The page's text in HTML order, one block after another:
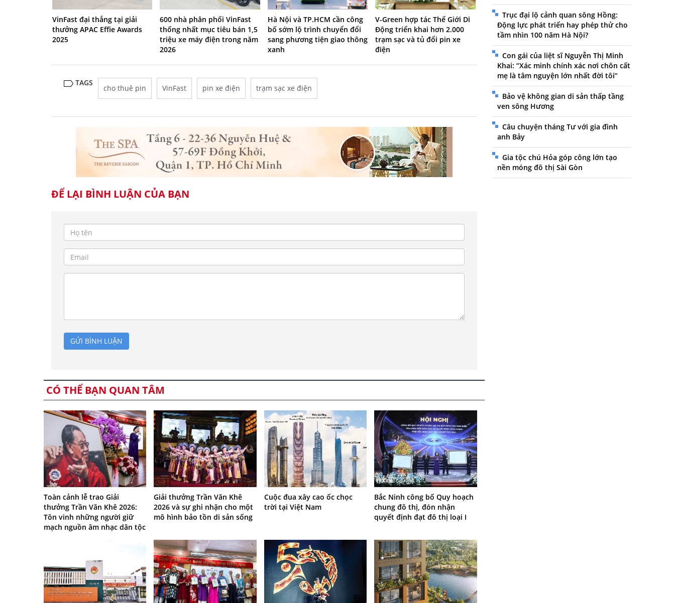
VinFast đại thắng tại giải
thưởng APAC Effie Awards
2025
600 nhà phân phối VinFast
thống nhất mục tiêu bán 1,5
triệu xe máy điện trong năm
2026
Hà Nội và TP.HCM cần công
bố sớm lộ trình chuyển đổi
sang phương tiện giao thông
xanh
V-Green hợp tác Thế Giới Di
Động triển khai hơn 2.000
trạm sạc và tủ đổi pin xe
điện
TAGS
cho thuê pin VinFast pin xe điện trạm sạc xe điện
ĐỂ LẠI BÌNH LUẬN CỦA BẠN
GỬI BÌNH LUẬN
CÓ THỂ BẠN QUAN TÂM
Toàn cảnh lễ trao Giải
thưởng Trần Văn Khê 2026:
Tôn vinh những người giữ
mạch nguồn âm nhạc dân tộc
Giải thưởng Trần Văn Khê
2026 và sự ghi nhận cho một
mô hình bảo tồn di sản sống
Cuộc đua xây cao ốc chọc
trời tại Việt Nam
Bắc Ninh công bố Quy hoạch
chung đô thị, đón nhận
quyết định đạt đô thị loại I
Trục đại lộ cảnh quan sông Hồng:
Động lực phát triển hay phép thử cho
tầm nhìn 100 năm Hà Nội?
Con gái của liệt sĩ Nguyễn Thị Minh
Khai: “Xác minh chính xác nơi chôn cất
mẹ là tâm nguyện lớn nhất đời tôi”
Bảo vệ không gian di sản thấp tầng
ven sông Hương
Câu chuyện tháng Tư với gia đình
anh Bảy
Gia tộc chú Hỏa góp công lớn tạo
nền móng đô thị Sài Gòn